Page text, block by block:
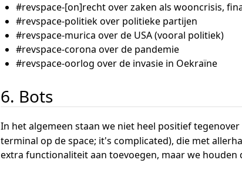
#revspace-[on]recht over zaken als wooncrisis,
#revspace-politiek over politieke partijen
#revspace-murica over de USA (vooral politiek)
#revspace-corona over de pandemie
#revspace-oorlog over de invasie in Oekraïne
6. Bots
In het algemeen staan we niet heel positief
terminal op de space; it's complicated), die met
extra functionaliteit aan toevoegen, maar we